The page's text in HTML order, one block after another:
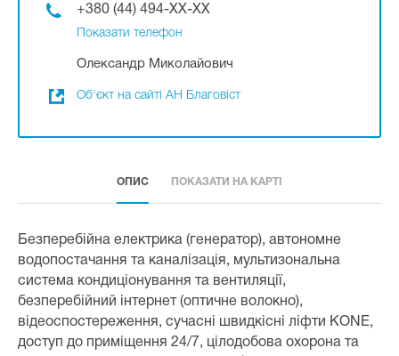
+380 (44) 494-XX-XX
Показати телефон
Олександр Миколайович
Об'єкт на сайті АН Благовіст
ОПИС ПОКАЗАТИ НА КАРТІ
Безперебійна електрика (генератор), автономне
водопостачання та каналізація, мультизональна
система кондиціонування та вентиляції,
безперебійний інтернет (оптичне волокно),
відеоспостереження, сучасні швидкісні ліфти KONE,
доступ до приміщення 24/7, цілодобова охорона та